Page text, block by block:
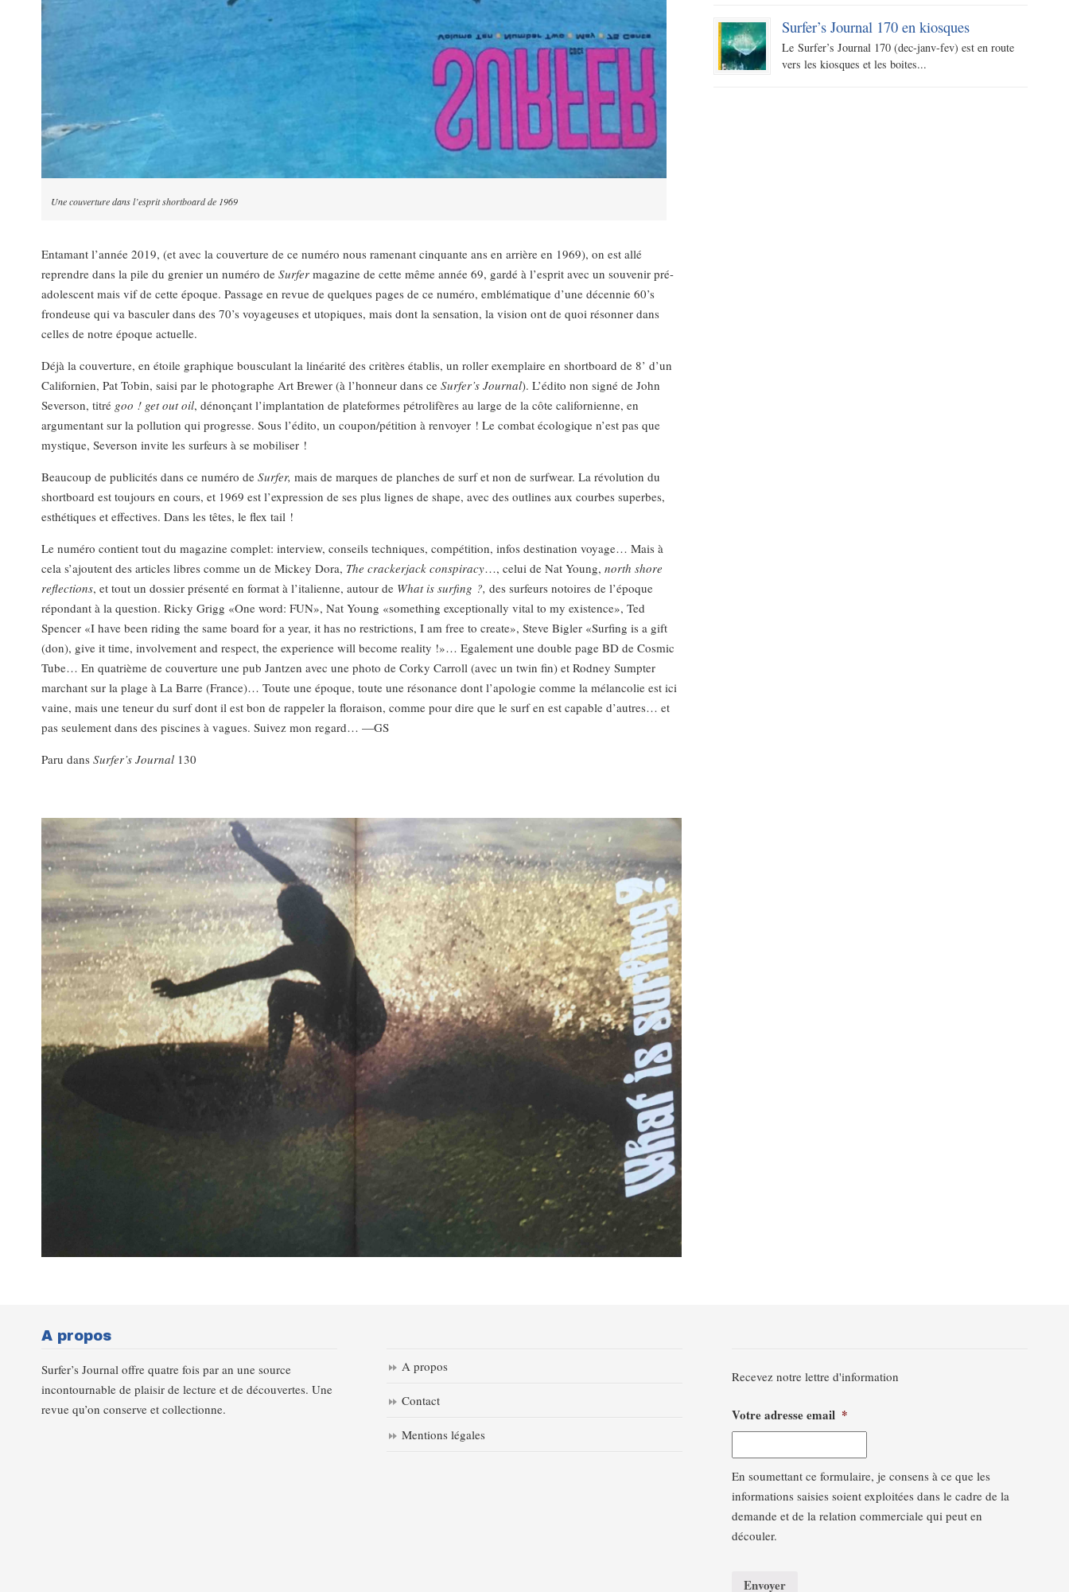
Une couverture dans l’esprit shortboard de 1969
Entamant l’année 2019, (et avec la couverture de ce numéro nous ramenant cinquante ans en arrière en 1969), on est allé
reprendre dans la pile du grenier un numéro de Surfer magazine de cette même année 69, gardé à l’esprit avec un souvenir pré-
adolescent mais vif de cette époque. Passage en revue de quelques pages de ce numéro, emblématique d’une décennie 60’s
frondeuse qui va basculer dans des 70’s voyageuses et utopiques, mais dont la sensation, la vision ont de quoi résonner dans
celles de notre époque actuelle.
Déjà la couverture, en étoile graphique bousculant la linéarité des critères établis, un roller exemplaire en shortboard de 8’ d’un
Californien, Pat Tobin, saisi par le photographe Art Brewer (à l’honneur dans ce Surfer’s Journal). L’édito non signé de John
Severson, titré goo ! get out oil, dénonçant l’implantation de plateformes pétrolifères au large de la côte californienne, en
argumentant sur la pollution qui progresse. Sous l’édito, un coupon/pétition à renvoyer ! Le combat écologique n’est pas que
mystique, Severson invite les surfeurs à se mobiliser !
Beaucoup de publicités dans ce numéro de Surfer, mais de marques de planches de surf et non de surfwear. La révolution du
shortboard est toujours en cours, et 1969 est l’expression de ses plus lignes de shape, avec des outlines aux courbes superbes,
esthétiques et effectives. Dans les têtes, le flex tail !
Le numéro contient tout du magazine complet: interview, conseils techniques, compétition, infos destination voyage… Mais à
cela s’ajoutent des articles libres comme un de Mickey Dora, The crackerjack conspiracy…, celui de Nat Young, north shore
reflections, et tout un dossier présenté en format à l’italienne, autour de What is surfing ?, des surfeurs notoires de l’époque
répondant à la question. Ricky Grigg «One word: FUN», Nat Young «something exceptionally vital to my existence», Ted
Spencer «I have been riding the same board for a year, it has no restrictions, I am free to create», Steve Bigler «Surfing is a gift
(don), give it time, involvement and respect, the experience will become reality !»… Egalement une double page BD de Cosmic
Tube… En quatrième de couverture une pub Jantzen avec une photo de Corky Carroll (avec un twin fin) et Rodney Sumpter
marchant sur la plage à La Barre (France)… Toute une époque, toute une résonance dont l’apologie comme la mélancolie est ici
vaine, mais une teneur du surf dont il est bon de rappeler la floraison, comme pour dire que le surf en est capable d’autres… et
pas seulement dans des piscines à vagues. Suivez mon regard… —GS
Paru dans Surfer’s Journal 130
Surfer’s Journal 170 en kiosques
Le Surfer’s Journal 170 (dec-janv-fev) est en route
vers les kiosques et les boites...
A propos
Surfer’s Journal offre quatre fois par an une source
incontournable de plaisir de lecture et de découvertes. Une
revue qu’on conserve et collectionne.
A propos
Contact
Mentions légales
Recevez notre lettre d'information
Votre adresse email *
En soumettant ce formulaire, je consens à ce que les
informations saisies soient exploitées dans le cadre de la
demande et de la relation commerciale qui peut en
découler.